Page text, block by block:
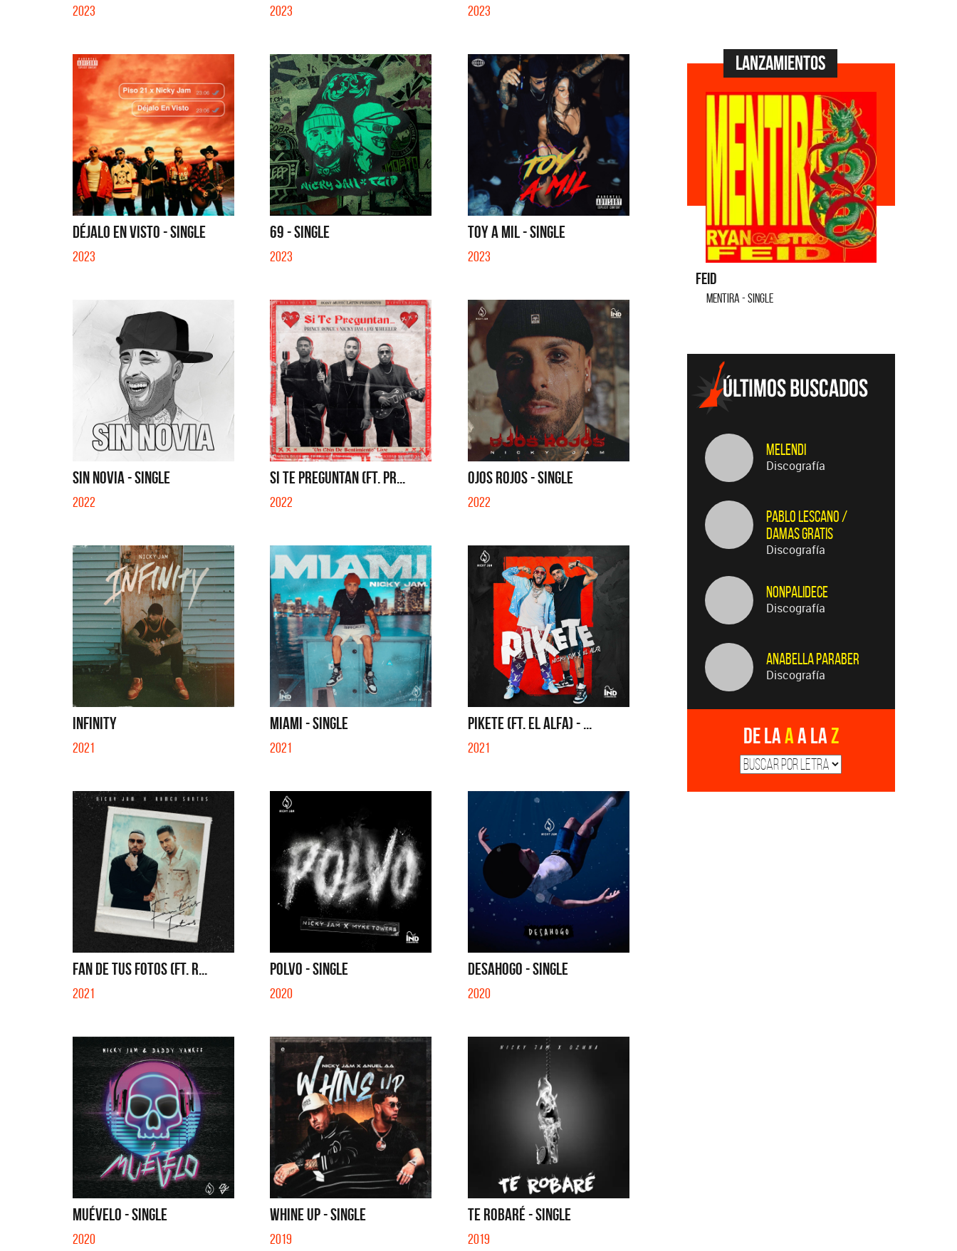
2023 2023 2023
DÉJALO EN VISTO - SINGLE
2023
69 - SINGLE
2023
TOY A MIL - SINGLE
2023
SIN NOVIA - SINGLE
2022
SI TE PREGUNTAN (FT. PR...
2022
OJOS ROJOS - SINGLE
2022
INFINITY
2021
MIAMI - SINGLE
2021
PIKETE (FT. EL ALFA) - ...
2021
FAN DE TUS FOTOS (FT. R...
2021
POLVO - SINGLE
2020
DESAHOGO - SINGLE
2020
MUÉVELO - SINGLE
2020
WHINE UP - SINGLE
2019
TE ROBARÉ - SINGLE
2019
Lanzamientos
SI NO ES CON VOS - SINGLE YO SOY - SINGLE
Feid
MENTIRA - SINGLE
Melendi
Discografía
Pablo Lescano /
Damas Gratis
Discografía
Nonpalidece
Discografía
Anabella Paraber
Discografía
De laAa laZ